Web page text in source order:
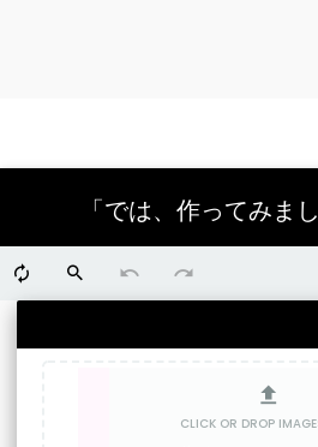
CLICK OR DROP